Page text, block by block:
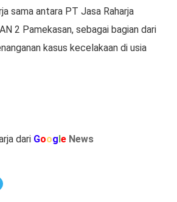
sama antara PT Jasa Raharja
2 Pamekasan, sebagai bagian dari
kasus kecelakaan di usia
dari Goog e News